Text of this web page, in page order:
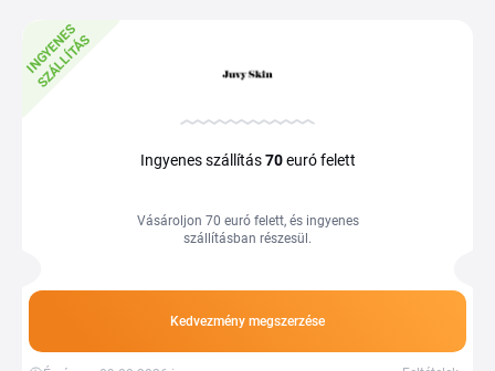
I
N
G
Y
E
N
E
S
S
Z
Á
L
L
Í
T
Á
S
Ingyenes szállítás70euró felett
Vásároljon 70 euró felett, és ingyenes
szállításban részesül.
Kedvezmény megszerzése